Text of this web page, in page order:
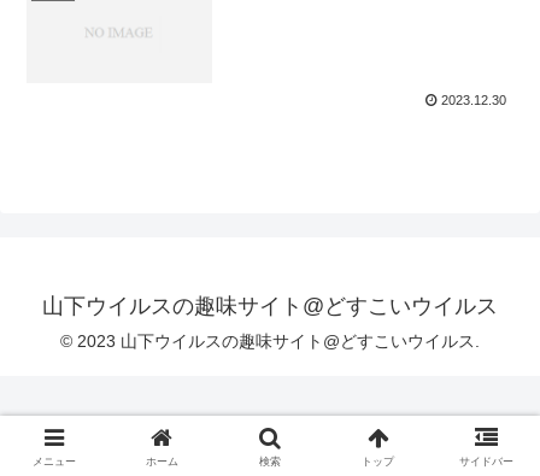
2023.12.30
山下ウイルスの趣味サイト@どすこいウイルス
© 2023 山下ウイルスの趣味サイト@どすこいウイルス.
メニュー ホーム 検索 トップ サイドバー